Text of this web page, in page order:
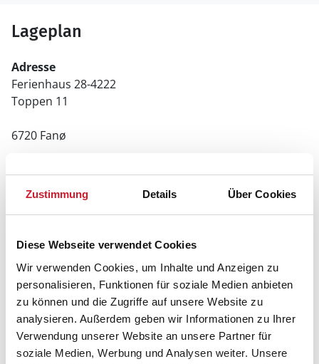
Zustimmung Details Über Cookies
Diese Webseite verwendet Cookies
Wir verwenden Cookies, um Inhalte und Anzeigen zu
personalisieren, Funktionen für soziale Medien anbieten
zu können und die Zugriffe auf unsere Website zu
analysieren. Außerdem geben wir Informationen zu Ihrer
Verwendung unserer Website an unsere Partner für
soziale Medien, Werbung und Analysen weiter. Unsere
Lageplan
Adresse
Ferienhaus 28-4222
Toppen 11
6720 Fanø